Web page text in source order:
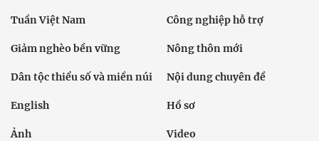
Tuần Việt Nam Công nghiệp hỗ trợ
Giảm nghèo bền vững Nông thôn mới
Dân tộc thiểu số và miền núi Nội dung chuyên đề
English Hồ sơ
Ảnh Video